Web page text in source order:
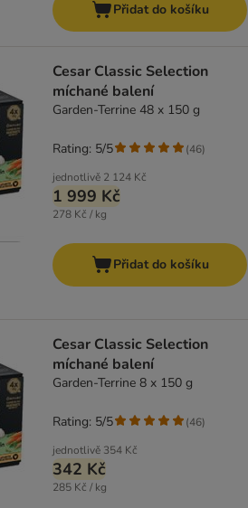
Přidat do košíku
Cesar Classic Selection
míchané balení
Garden-Terrine 48 x 150 g
jednotlivě 2 124 Kč
1 999 Kč
278 Kč / kg
Rating: 5/5 (46)
Přidat do košíku
Cesar Classic Selection
míchané balení
Garden-Terrine 8 x 150 g
jednotlivě 354 Kč
342 Kč
285 Kč / kg
Rating: 5/5 (46)